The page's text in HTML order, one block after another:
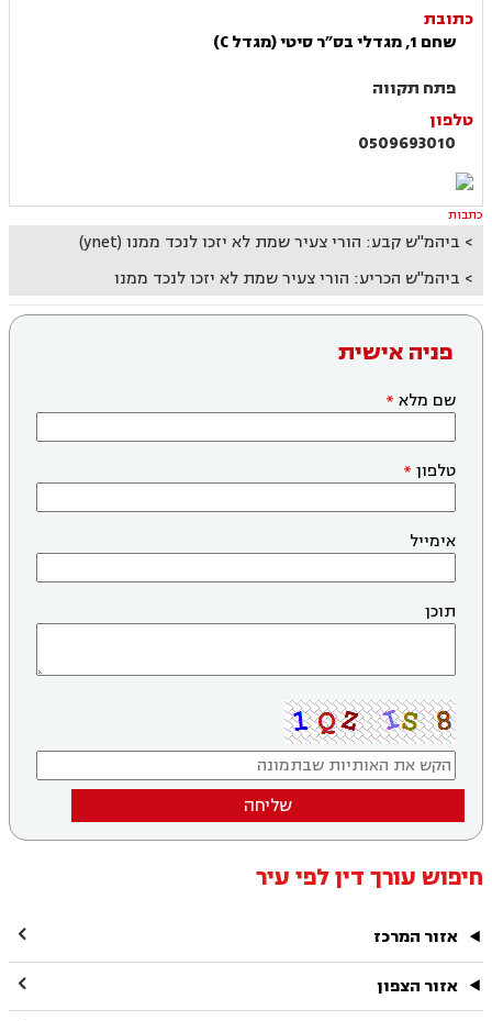
כתובת
שחם 1, מגדלי בס״ר סיטי (מגדל C)
פתח תקווה
טלפון
0509693010
כתבות
ביהמ"ש קבע: הורי צעיר שמת לא יזכו לנכד ממנו (ynet)
ביהמ"ש הכריע: הורי צעיר שמת לא יזכו לנכד ממנו
פניה אישית
שם מלא
טלפון
אימייל
תוכן
שליחה
חיפוש עורך דין לפי עיר
אזור המרכז 
אזור הצפון 